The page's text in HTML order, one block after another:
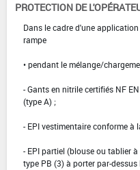
PROTECTION DE
Dans le cadre d'une
rampe
• pendant le mélange/
- Gants en nitrile certifiés NF
(type A) ;
- EPI vestimentaire conforme à
- EPI partiel (blouse ou tablier
type PB (3) à porter par-